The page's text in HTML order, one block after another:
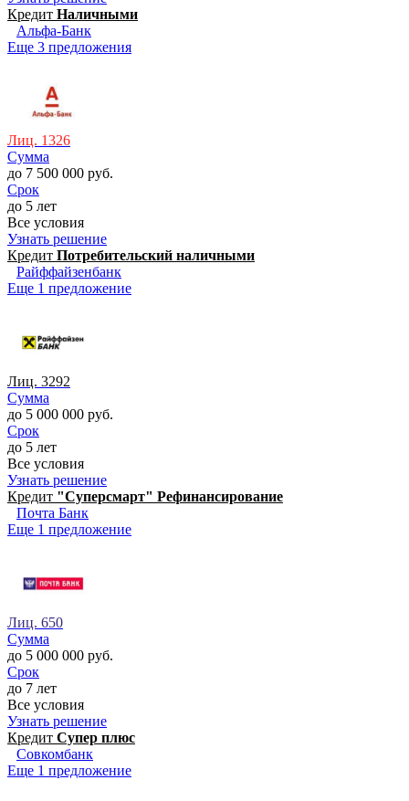
Кредит Наличными
Альфа-Банк
Еще 3 предложения
Лиц. 1326
Сумма
до 7 500 000 руб.
Срок
до 5 лет
Все условия
Узнать решение
Кредит Потребительский наличными
Райффайзенбанк
Еще 1 предложение
Лиц. 3292
Сумма
до 5 000 000 руб.
Срок
до 5 лет
Все условия
Узнать решение
Кредит "Суперсмарт" Рефинансирование
Почта Банк
Еще 1 предложение
Лиц. 650
Сумма
до 5 000 000 руб.
Срок
до 7 лет
Все условия
Узнать решение
Кредит Супер плюс
Совкомбанк
Еще 1 предложение